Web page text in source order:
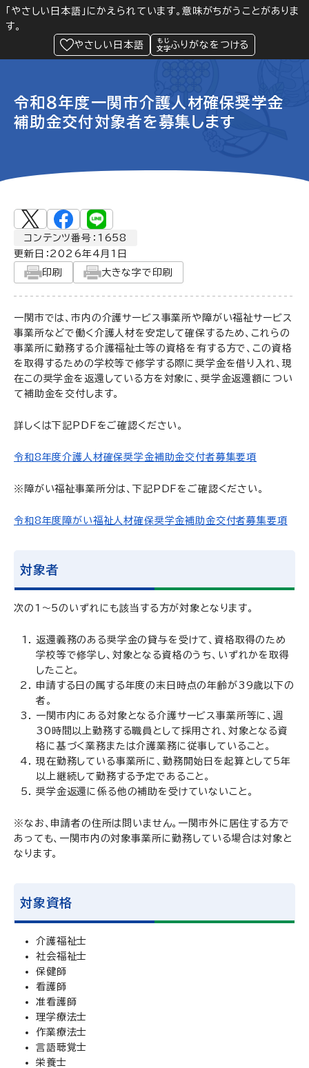
「やさしい日本語」にかえられています。意味がちがうことがありま
す。
やさしい日本語
ふりがなをつける
Language 閲覧支援
緊急情報
令和８年度一関市介護人材確保奨学金
補助金交付対象者を募集します
コンテンツ番号：1658
更新日： 2026年4月1日
印刷
大きな字で印刷
一関市では、市内の介護サービス事業所や障がい福祉サービス
事業所などで働く介護人材を安定して確保するため、これらの
事業所に勤務する介護福祉士等の資格を有する方で、この資格
を取得するための学校等で修学する際に奨学金を借り入れ、現
在この奨学金を返還している方を対象に、奨学金返還額につい
て補助金を交付します。
詳しくは下記PDFをご確認ください。
令和8年度介護人材確保奨学金補助金交付者募集要項
※障がい福祉事業所分は、下記PDFをご確認ください。
令和8年度障がい福祉人材確保奨学金補助金交付者募集要項
対象者
次の1～5のいずれにも該当する方が対象となります。
返還義務のある奨学金の貸与を受けて、資格取得のため
学校等で修学し、対象となる資格のうち、いずれかを取得
したこと。
申請する日の属する年度の末日時点の年齢が39歳以下の
者。
一関市内にある対象となる介護サービス事業所等に、週
30時間以上勤務する職員として採用され、対象となる資
格に基づく業務または介護業務に従事していること。
現在勤務している事業所に、勤務開始日を起算として5年
以上継続して勤務する予定であること。
奨学金返還に係る他の補助を受けていないこと。
※なお、申請者の住所は問いません。一関市外に居住する方で
あっても、一関市内の対象事業所に勤務している場合は対象と
なります。
対象資格
介護福祉士
社会福祉士
保健師
看護師
准看護師
理学療法士
作業療法士
言語聴覚士
栄養士